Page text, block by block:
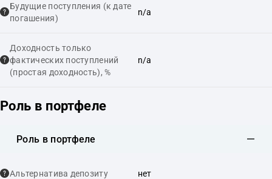
Будущие поступления (к дате
погашения)
n/a
Доходность только
фактических поступлений
(простая доходность), %
n/a
Роль в портфеле
Роль в портфеле
Альтернатива депозиту нет